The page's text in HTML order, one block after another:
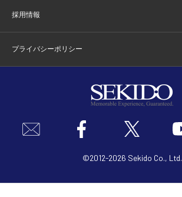
採用情報
プライバシーポリシー
©2012-2026 Sekido Co., Ltd.